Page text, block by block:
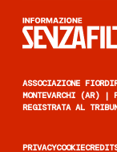
ASSOCIAZIONE
MONTEVARCHI (AR) |
REGISTRATA AL
PRIVACYCOOKIE